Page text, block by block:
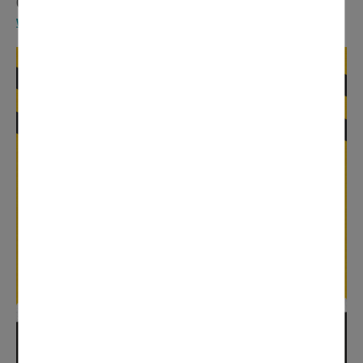
0 800 735 736 (service et appel gratuits)
www.sigidurs.fr